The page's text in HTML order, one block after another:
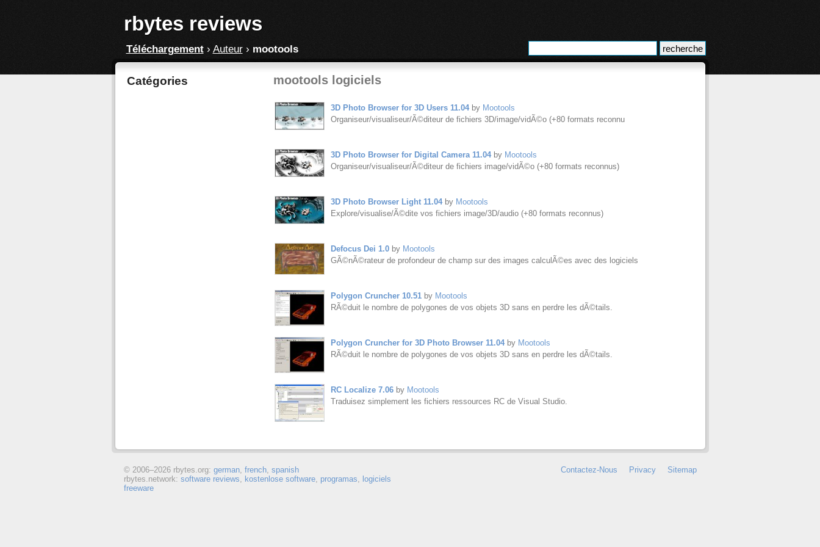
rbytes reviews
Téléchargement› Auteur› mootools
Catégories mootools logiciels
3D Photo Browser for 3D Users 11.04by Mootools
Organiseur/visualiseur/Ã©diteur de fichiers 3D/image/vidÃ©o (+80 formats reconnu
3D Photo Browser for Digital Camera 11.04by Mootools
Organiseur/visualiseur/Ã©diteur de fichiers image/vidÃ©o (+80 formats reconnus)
3D Photo Browser Light 11.04by Mootools
Explore/visualise/Ã©dite vos fichiers image/3D/audio (+80 formats reconnus)
Defocus Dei 1.0by Mootools
GÃ©nÃ©rateur de profondeur de champ sur des images calculÃ©es avec des logiciels
Polygon Cruncher 10.51by Mootools
RÃ©duit le nombre de polygones de vos objets 3D sans en perdre les dÃ©tails.
Polygon Cruncher for 3D Photo Browser 11.04by Mootools
RÃ©duit le nombre de polygones de vos objets 3D sans en perdre les dÃ©tails.
RC Localize 7.06by Mootools
Traduisez simplement les fichiers ressources RC de Visual Studio.
Contactez-Nous Privacy Sitemap
© 2006–2026 rbytes.org: german, french, spanish
rbytes.network: software reviews, kostenlose software, programas, logiciels
freeware